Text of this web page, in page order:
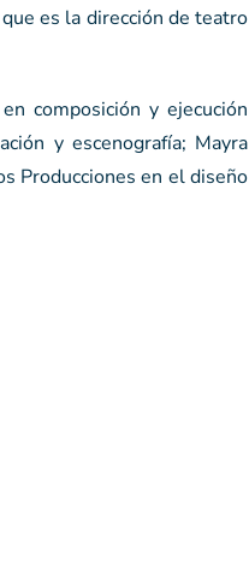
es la dirección de teatro
composición y ejecución
y escenografía; Mayra
Producciones en el diseño